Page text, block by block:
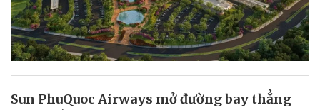
Sun PhuQuoc Airways mở đường bay thẳng